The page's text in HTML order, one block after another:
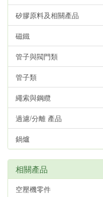
矽膠原料及相關產品
磁鐵
管子與閥門類
管子類
繩索與鋼纜
過濾/分離 產品
鍋爐
相關產品
空壓機零件